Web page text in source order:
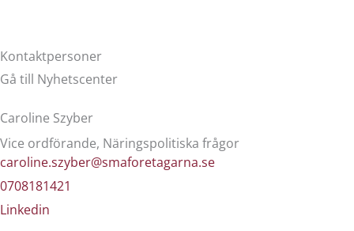
Kontaktpersoner
Gå till Nyhetscenter
Caroline Szyber
Vice ordförande, Näringspolitiska frågor
caroline.szyber@smaforetagarna.se
0708181421
Linkedin